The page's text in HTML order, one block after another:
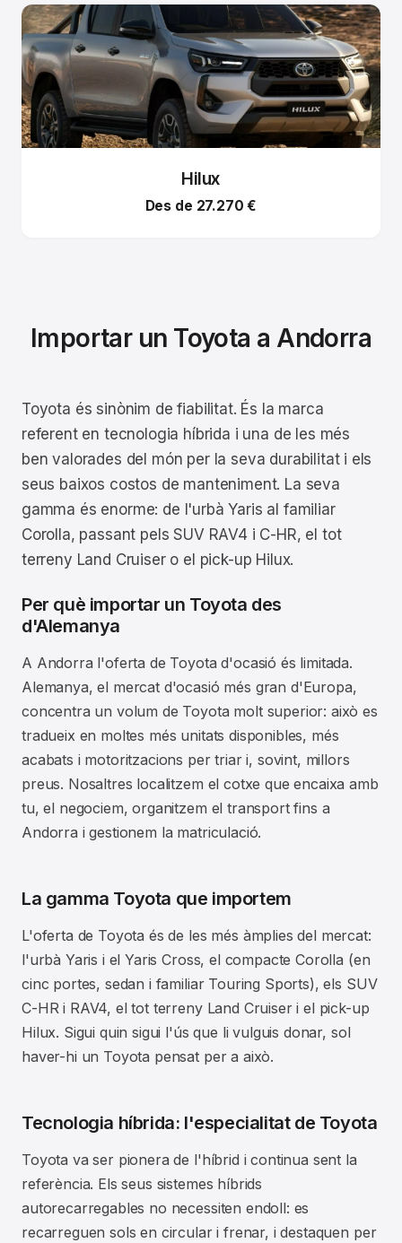
Hilux
Des de 27.270 €
Importar un Toyota a Andorra
Toyota és sinònim de fiabilitat. És la marca
referent en tecnologia híbrida i una de les més
ben valorades del món per la seva durabilitat i els
seus baixos costos de manteniment. La seva
gamma és enorme: de l'urbà Yaris al familiar
Corolla, passant pels SUV RAV4 i C-HR, el tot
terreny Land Cruiser o el pick-up Hilux.
Per què importar un Toyota des
d'Alemanya
A Andorra l'oferta de Toyota d'ocasió és limitada.
Alemanya, el mercat d'ocasió més gran d'Europa,
concentra un volum de Toyota molt superior: això es
tradueix en moltes més unitats disponibles, més
acabats i motoritzacions per triar i, sovint, millors
preus. Nosaltres localitzem el cotxe que encaixa amb
tu, el negociem, organitzem el transport fins a
Andorra i gestionem la matriculació.
La gamma Toyota que importem
L'oferta de Toyota és de les més àmplies del mercat:
l'urbà Yaris i el Yaris Cross, el compacte Corolla (en
cinc portes, sedan i familiar Touring Sports), els SUV
C-HR i RAV4, el tot terreny Land Cruiser i el pick-up
Hilux. Sigui quin sigui l'ús que li vulguis donar, sol
haver-hi un Toyota pensat per a això.
Tecnologia híbrida: l'especialitat de Toyota
Toyota va ser pionera de l'híbrid i continua sent la
referència. Els seus sistemes híbrids
autorecarregables no necessiten endoll: es
recarreguen sols en circular i frenar, i destaquen per